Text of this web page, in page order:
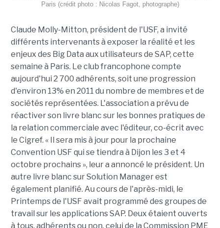
Paris (crédit photo : Nicolas Fagot, photographe)
Claude Molly-Mitton, président de l'USF, a invité
différents intervenants à exposer la réalité et les
enjeux des Big Data aux utilisateurs de SAP, cette
semaine à Paris. Le club francophone compte
aujourd'hui 2 700 adhérents, soit une progression
d'environ 13% en 2011 du nombre de membres et de
sociétés représentées. L'association a prévu de
réactiver son livre blanc sur les bonnes pratiques de
la relation commerciale avec l'éditeur, co-écrit avec
le Cigref. « Il sera mis à jour pour la prochaine
Convention USF qui se tiendra à Dijon les 3 et 4
octobre prochains », leur a annoncé le président. Un
autre livre blanc sur Solution Manager est
également planifié. Au cours de l'après-midi, le
Printemps de l'USF avait programmé des groupes de
travail sur les applications SAP. Deux étaient ouverts
à tous, adhérents ou non, celui de la Commission PME